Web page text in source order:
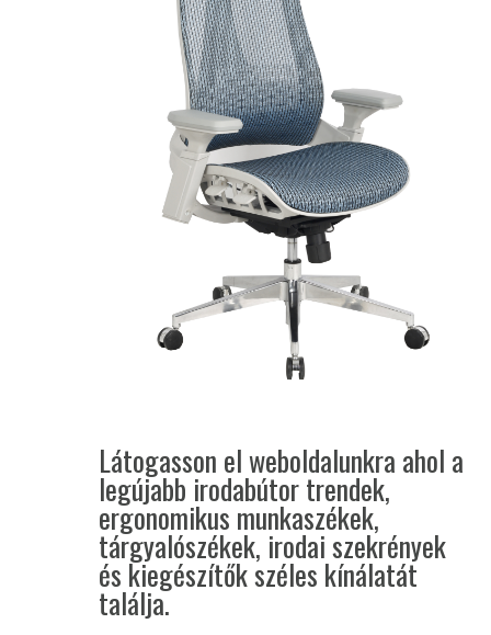
Látogasson el weboldalunkra ahol a
legújabb irodabútor trendek,
ergonomikus munkaszékek,
tárgyalószékek, irodai szekrények
és kiegészítők széles kínálatát
találja.